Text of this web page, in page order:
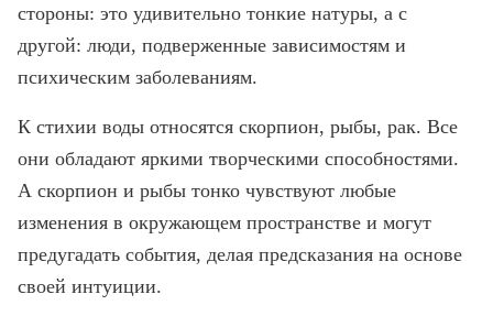
стороны: это удивительно тонкие натуры, а с
другой: люди, подверженные зависимостям и
психическим заболеваниям.
К стихии воды относятся скорпион, рыбы, рак. Все
они обладают яркими творческими способностями.
А скорпион и рыбы тонко чувствуют любые
изменения в окружающем пространстве и могут
предугадать события, делая предсказания на основе
своей интуиции.